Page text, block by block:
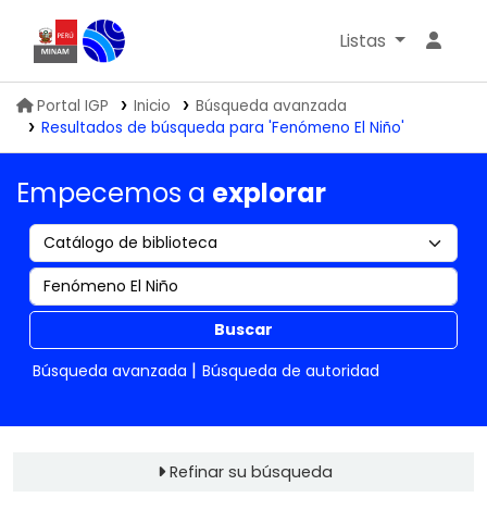
Biblioteca IGP
Listas
Portal IGP Inicio
Búsqueda avanzada
Resultados de búsqueda para 'Fenómeno El Niño'
Empecemos a explorar
Buscar
Búsqueda avanzada
Búsqueda de autoridad
Refinar su búsqueda